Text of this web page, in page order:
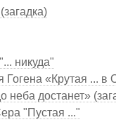
никуда"
Гогена «Крутая ... в
достанет»
"Пустая ..."